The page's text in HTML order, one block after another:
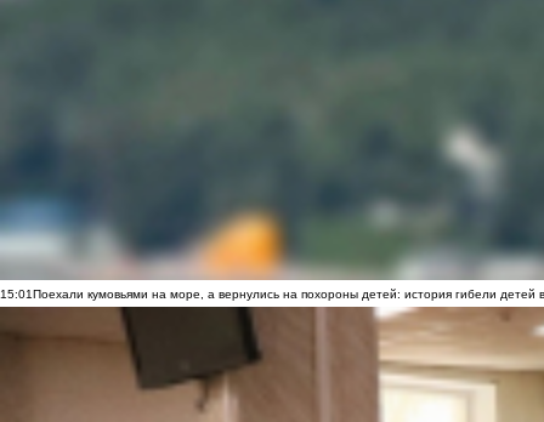
15:01Поехали кумовьями на море, а вернулись на похороны детей: история гибели детей